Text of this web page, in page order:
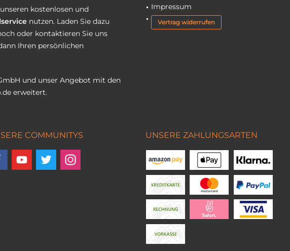
kostenlosen und
nutzen. Laden Sie dazu
oder kontaktieren Sie uns
Ihren persönlichen
und unser Angebot mit den
erweitert.
Impressum
Vertrag widerrufen
COMMUNITYS UNSERE ZAHLUNGSARTEN